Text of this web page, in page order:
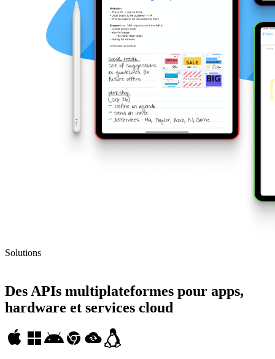
Solutions
Des APIs multiplateformes pour apps,
hardware et services cloud